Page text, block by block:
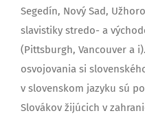
Segedín, Nový Sad,
slavistiky stredo- a
(Pittsburgh, Vancouver a
osvojovania si
v slovenskom jazyku sú
Slovákov žijúcich v